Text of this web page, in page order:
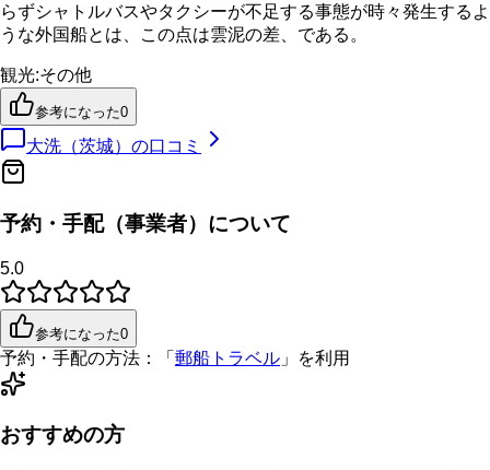
らずシャトルバスやタクシーが不足する事態が時々発生するよ
うな外国船とは、この点は雲泥の差、である。
観光:その他
参考になった0
大洗（茨城） の口コミ
予約・手配（事業者）について
5.0
参考になった0
予約・手配の方法： 「 郵船トラベル 」を利用
おすすめの方